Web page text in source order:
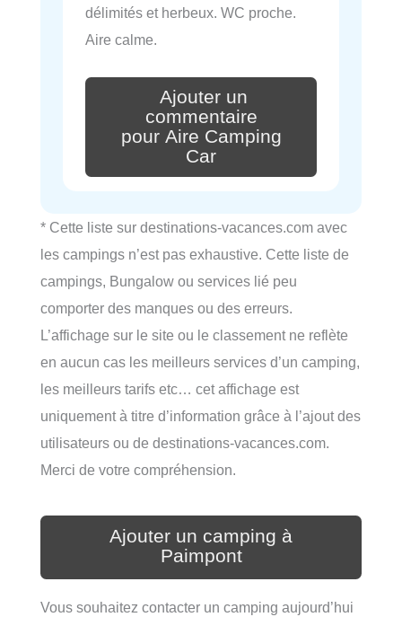
délimités et herbeux. WC proche.
Aire calme.
Ajouter un
commentaire
pour Aire Camping
Car
* Cette liste sur destinations-vacances.com avec
les campings n’est pas exhaustive. Cette liste de
campings, Bungalow ou services lié peu
comporter des manques ou des erreurs.
L’affichage sur le site ou le classement ne reflète
en aucun cas les meilleurs services d’un camping,
les meilleurs tarifs etc… cet affichage est
uniquement à titre d’information grâce à l’ajout des
utilisateurs ou de destinations-vacances.com.
Merci de votre compréhension.
Ajouter un camping à
Paimpont
Vous souhaitez contacter un camping aujourd’hui